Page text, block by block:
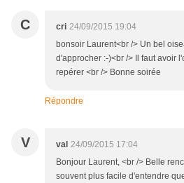
C cri 24/09/2015 19:04
bonsoir Laurent<br /> Un bel
d'approcher :-)<br /> Il faut avoir
repérer <br /> Bonne soirée
Répondre
V val 24/09/2015 17:04
Bonjour Laurent, <br /> Belle
souvent plus facile d'entendre